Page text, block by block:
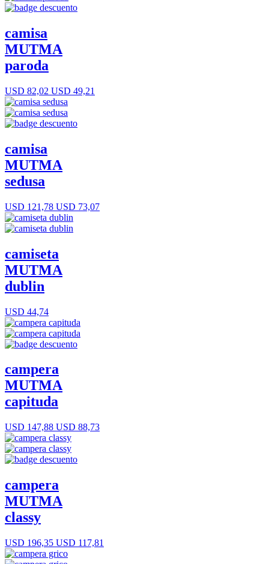
camisa
MUTMA
paroda
USD 82,02 USD 49,21
camisa
MUTMA
sedusa
USD 121,78 USD 73,07
camiseta
MUTMA
dublin
USD 44,74
campera
MUTMA
capituda
USD 147,88 USD 88,73
campera
MUTMA
classy
USD 196,35 USD 117,81